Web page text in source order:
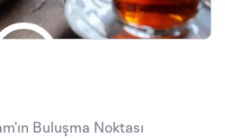
Buluşma Noktası